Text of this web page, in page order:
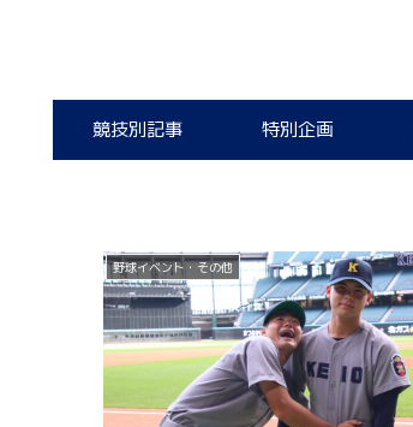
競技別記事 特別企画
野球イベント・その他